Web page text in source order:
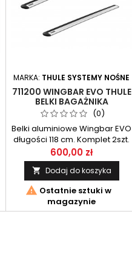
MARKA: THULE SYSTEMY NOŚNE
711200 WINGBAR EVO THULE
BELKI BAGAŻNIKA
(0)
Belki aluminiowe Wingbar EVO
długości 118 cm. Komplet 2szt.
600,00 zł
 Dodaj do koszyka
 Ostatnie sztuki w
magazynie